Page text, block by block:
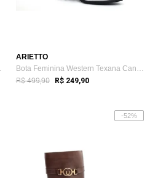
Lon...
ARIETTO
Bota Feminina Western Texana Cano Longo ...
R$ 499,90 R$ 249,90
-52%